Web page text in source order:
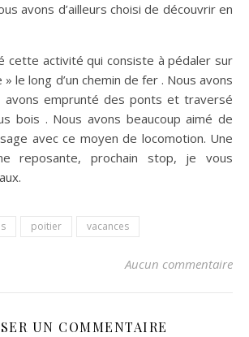
avons d’ailleurs choisi de découvrir en
cette activité qui consiste à pédaler sur
le long d’un chemin de fer . Nous avons
emprunté des ponts et traversé
bois . Nous avons beaucoup aimé de
avec ce moyen de locomotion. Une
reposante, prochain stop, je vous
poitier vacances
Aucun commentaire
UN COMMENTAIRE